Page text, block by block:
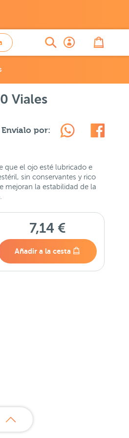
Viales
Envíalo por:
que el ojo esté lubricado e
sin conservantes y rico
mejoran la estabilidad de la
7,14 €
Añadir a la cesta